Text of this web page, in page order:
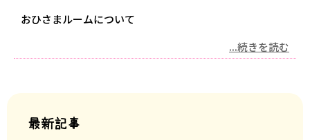
おひさまルームについて
...続きを読む
最新記事